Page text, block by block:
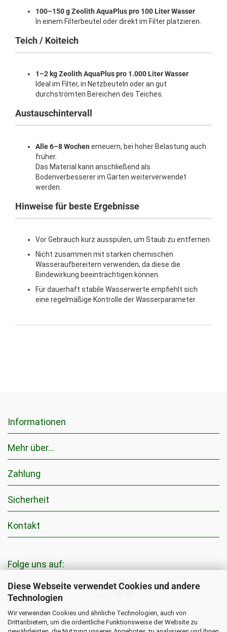
Diese Webseite verwendet Cookies und andere
Technologien
Wir verwenden Cookies und ähnliche Technologien, auch von
Drittanbietern, um die ordentliche Funktionsweise der Website zu
100–150 g Zeolith AquaPlus pro 100 Liter Wasser
In einem Filterbeutel oder direkt im Filter platzieren.
Teich / Koiteich
1–2 kg Zeolith AquaPlus pro 1.000 Liter Wasser
Ideal im Filter, in Netzbeuteln oder an gut
durchströmten Bereichen des Teiches.
Austauschintervall
Alle 6–8 Wochen erneuern, bei hoher Belastung auch
früher.
Das Material kann anschließend als
Bodenverbesserer im Garten weiterverwendet
werden.
Hinweise für beste Ergebnisse
Vor Gebrauch kurz ausspülen, um Staub zu entfernen.
Nicht zusammen mit starken chemischen
Wasseraufbereitern verwenden, da diese die
Bindewirkung beeinträchtigen können.
Für dauerhaft stabile Wasserwerte empfiehlt sich
eine regelmäßige Kontrolle der Wasserparameter.
Informationen
Mehr über...
Zahlung
Sicherheit
Kontakt
Folge uns auf: